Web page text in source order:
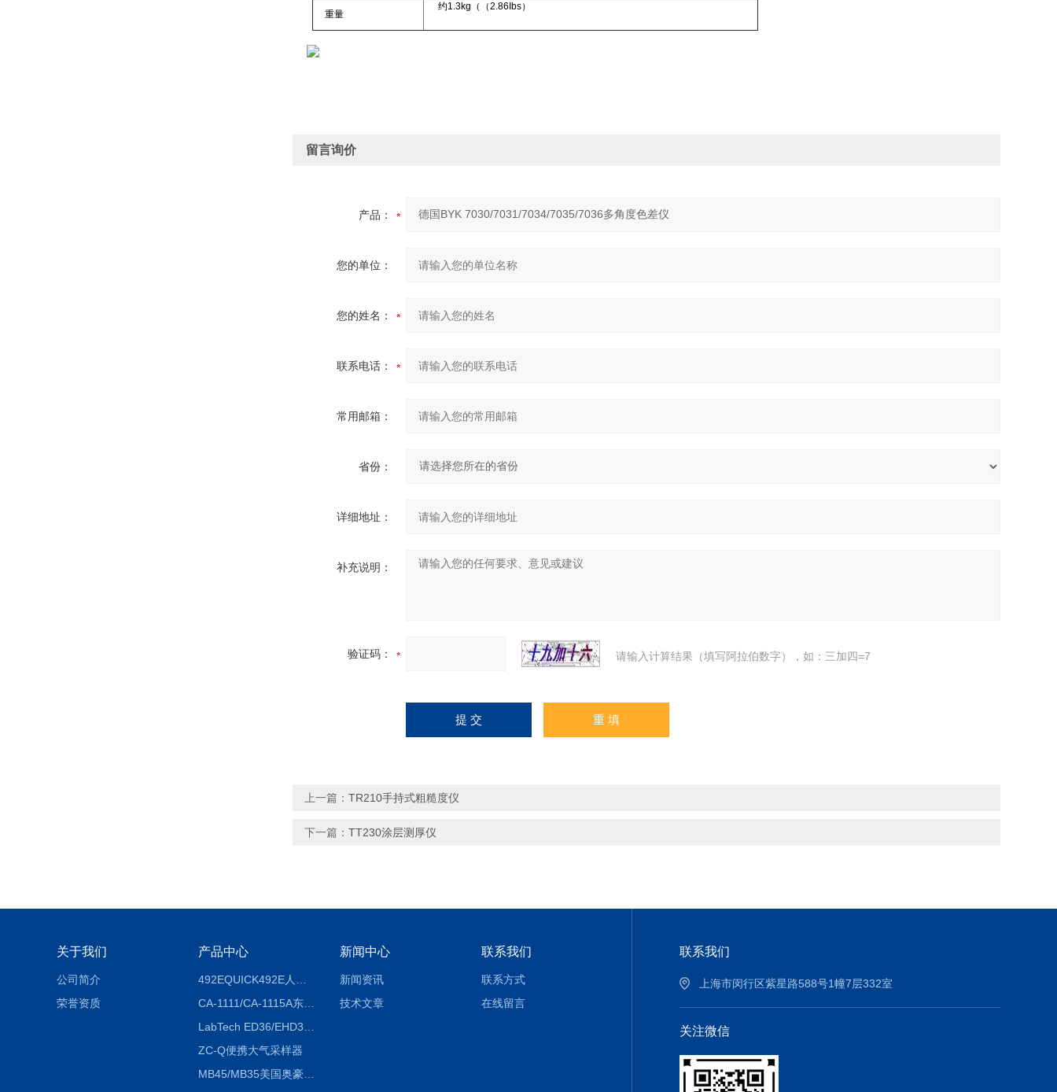
重量
约1.3kg（（2.86Ibs）
留言询价
产品：
您的单位：
您的姓名：
联系电话：
常用邮箱：
省份：
详细地址：
补充说明：
验证码： 请输入计算结果（填写阿拉伯数字），如：三加四=7
上一篇： TR210手持式粗糙度仪
下一篇： TT230涂层测厚仪
关于我们
公司简介
荣誉资质
产品中心
CA-1111/CA-1115A东京理化EYELA CA-1111/CA-1115A冷却水循环装置
ZC-Q便携大气采样器
MB45/MB35美国奥豪斯OHAUS MB45/MB35卤素红外水分测定仪
新闻中心
新闻资讯
技术文章
联系我们
联系方式
在线留言
联系我们
上海市闵行区紫星路588号1幢7层332室
关注微信